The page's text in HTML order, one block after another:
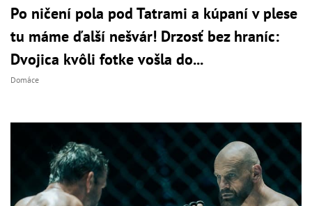
Po ničení pola pod Tatrami a kúpaní v plese
tu máme ďalší nešvár! Drzosť bez hraníc:
Dvojica kvôli fotke vošla do...
Domáce